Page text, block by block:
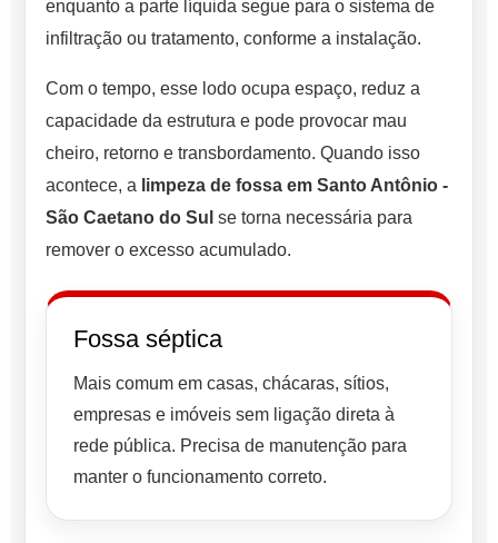
enquanto a parte líquida segue para o sistema de
infiltração ou tratamento, conforme a instalação.
Com o tempo, esse lodo ocupa espaço, reduz a
capacidade da estrutura e pode provocar mau
cheiro, retorno e transbordamento. Quando isso
acontece, a limpeza de fossa em Santo Antônio -
São Caetano do Sul se torna necessária para
remover o excesso acumulado.
Fossa séptica
Mais comum em casas, chácaras, sítios,
empresas e imóveis sem ligação direta à
rede pública. Precisa de manutenção para
manter o funcionamento correto.